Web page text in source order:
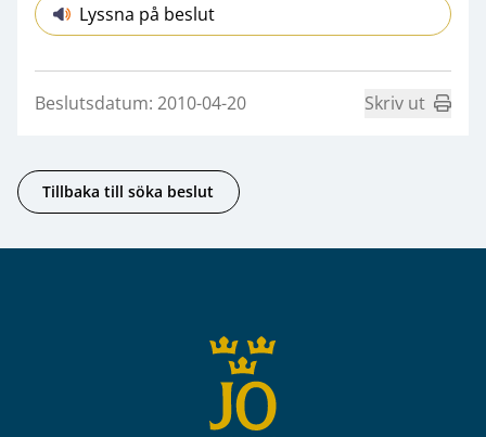
Lyssna på beslut
Beslutsdatum: 2010-04-20 Skriv ut
Tillbaka till söka beslut